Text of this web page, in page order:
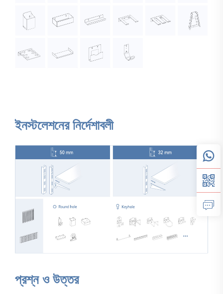
ইনস্টলেশনের নির্দেশাবলী
প্রশ্ন ও উত্তর